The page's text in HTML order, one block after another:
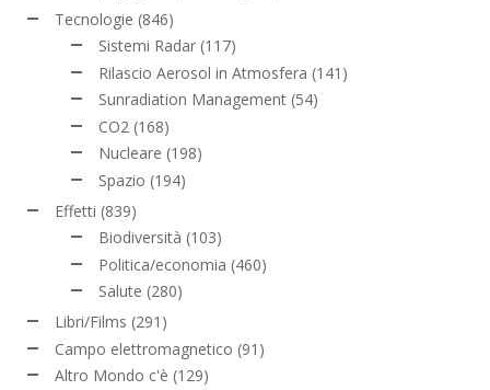
Tecnologie (846)
Sistemi Radar (117)
Rilascio Aerosol in Atmosfera (141)
Sunradiation Management (54)
CO2 (168)
Nucleare (198)
Spazio (194)
Effetti (839)
Biodiversità (103)
Politica/economia (460)
Salute (280)
Libri/Films (291)
Campo elettromagnetico (91)
Altro Mondo c'è (129)